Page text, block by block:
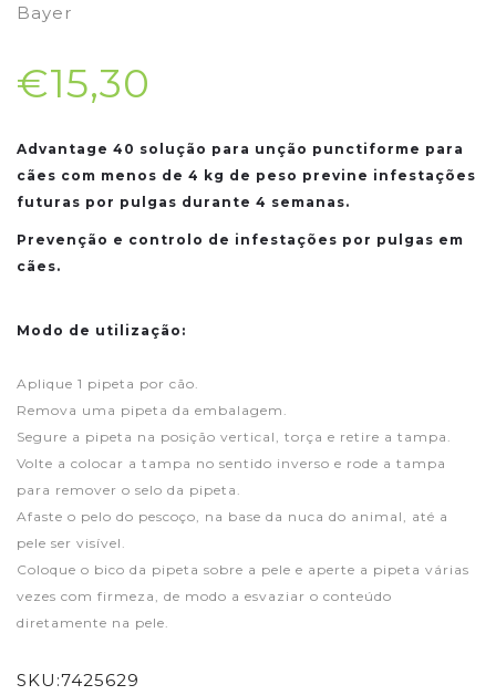
Bayer
€15,30
Advantage 40 solução para unção punctiforme para
cães com menos de 4 kg de peso previne infestações
futuras por pulgas durante 4 semanas.
Prevenção e controlo de infestações por pulgas em
cães.
Modo de utilização:
Aplique 1 pipeta por cão.
Remova uma pipeta da embalagem.
Segure a pipeta na posição vertical, torça e retire a tampa.
Volte a colocar a tampa no sentido inverso e rode a tampa
para remover o selo da pipeta.
Afaste o pelo do pescoço, na base da nuca do animal, até a
pele ser visível.
Coloque o bico da pipeta sobre a pele e aperte a pipeta várias
vezes com firmeza, de modo a esvaziar o conteúdo
diretamente na pele.
SKU:7425629